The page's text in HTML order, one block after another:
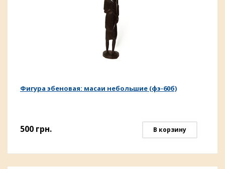
Фигура эбеновая: масаи небольшие (фэ-60б)
500 грн. В корзину